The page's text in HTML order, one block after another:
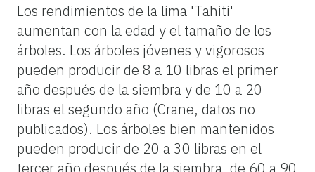
Los rendimientos de la lima 'Tahiti'
aumentan con la edad y el tamaño de los
árboles. Los árboles jóvenes y vigorosos
pueden producir de 8 a 10 libras el primer
año después de la siembra y de 10 a 20
libras el segundo año (Crane, datos no
publicados). Los árboles bien mantenidos
pueden producir de 20 a 30 libras en el
tercer año después de la siembra, de 60 a 90